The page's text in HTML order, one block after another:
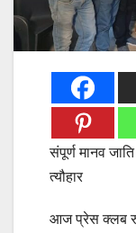
संपूर्ण मानव
त्यौहार
आज प्रेस क्लब